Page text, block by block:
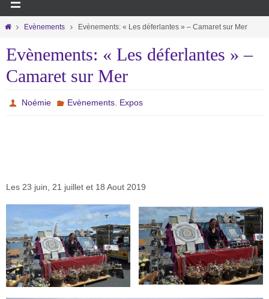
HomeEvènements Evènements: « Les déferlantes » – Camaret sur Mer
Evènements: « Les déferlantes » –
Camaret sur Mer
Noémie Evènements, Expos
Les 23 juin, 21 juillet et 18 Aout 2019